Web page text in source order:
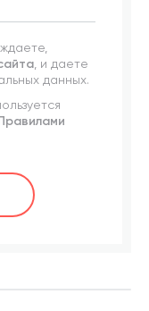
, и даете
данных.
Правилами